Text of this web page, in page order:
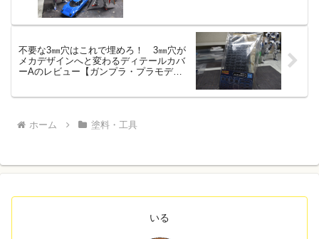
不要な3㎜穴はこれで埋めろ！ 3㎜穴が
メカデザインへと変わるディテールカバ
ーAのレビュー【ガンプラ・プラモデ
ホーム 塗料・工具
いる